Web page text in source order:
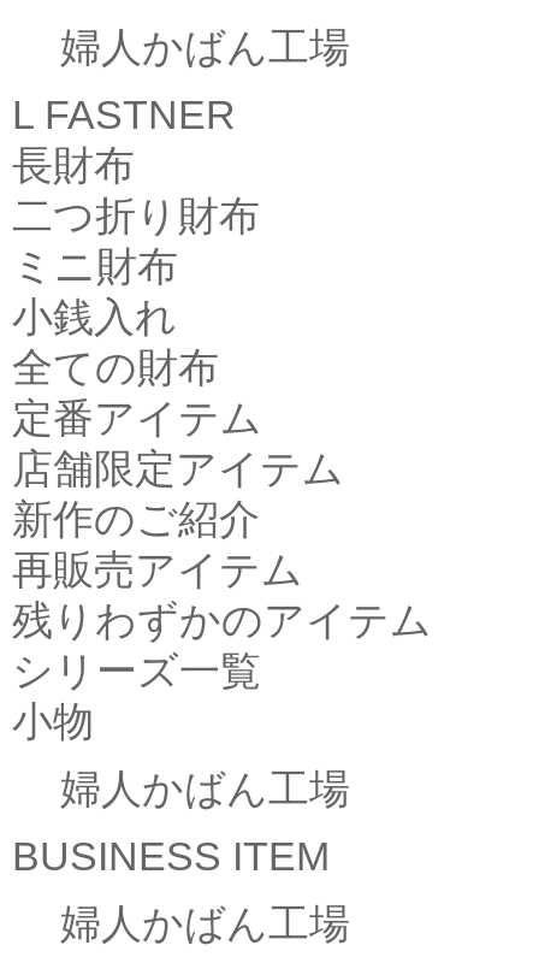
婦人かばん工場
L FASTNER
長財布
二つ折り財布
ミニ財布
小銭入れ
全ての財布
定番アイテム
店舗限定アイテム
新作のご紹介
再販売アイテム
残りわずかのアイテム
シリーズ一覧
小物
婦人かばん工場
BUSINESS ITEM
婦人かばん工場